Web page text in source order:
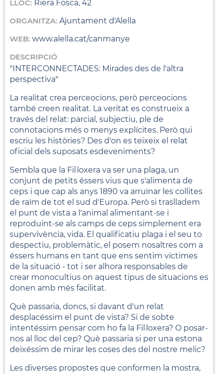
LLOC: Riera Fosca, 42
ORGANITZA: Ajuntament d'Alella
WEB: www.alella.cat/canmanye
DESCRIPCIÓ
"INTERCONNECTADES: Mirades des de l'altra
perspectiva"
La realitat crea perceocions, però perceocions
també creen realitat. La veritat es construeix a
través del relat: parcial, subjectiu, ple de
connotacions més o menys explícites. Però qui
escriu les històries? Des d'on es teixeix el relat
oficial dels suposats esdeveniments?
Sembla que la Fil·loxera va ser una plaga, un
conjunt de petits éssers vius que s'alimenta de
ceps i que cap als anys 1890 va arruïnar les collites
de raïm de tot el sud d'Europa. Però si traslladem
el punt de vista a l'animal alimentant-se i
reproduint-se als camps de ceps simplement era
supervivència, vida. El qualificatiu plaga i el seu to
despectiu, problemàtic, el posem nosaltres com a
éssers humans en tant que ens sentim víctimes
de la situació - tot i ser alhora responsables de
crear monocultius on aquest tipus de situacions es
donen amb més facilitat.
Què passaria, doncs, si davant d'un relat
desplacéssim el punt de vista? Si de sobte
intentéssim pensar com ho fa la Fil·loxera? O posar-
nos al lloc del cep? Què passaria si per una estona
deixéssim de mirar les coses des del nostre melic?
Les diverses propostes que conformen la mostra,